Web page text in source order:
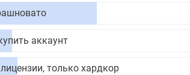
аккаунт
только хардкор